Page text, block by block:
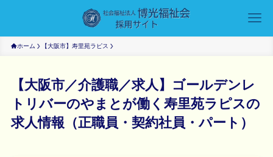
ホーム 【大阪市】寿里苑ラピス
【大阪市／介護職／求人】ゴールデンレ
トリバーのやまとが働く寿里苑ラピスの
求人情報（正職員・契約社員・パート）